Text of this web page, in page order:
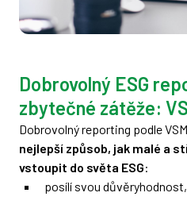
Dobrovolný ESG
zbytečné zátěže:
Dobrovolný reporting podle
nejlepší způsob, jak malé a
vstoupit do světa ESG:
posílí svou důvěryhodnost,